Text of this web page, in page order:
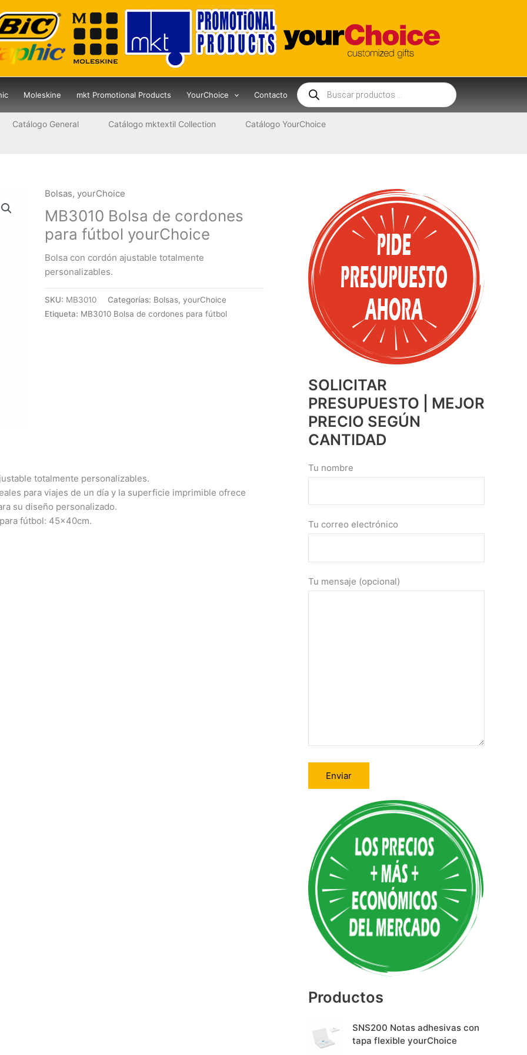
Moleskine mkt Promotional Products YourChoice Contacto
Búsqueda
de
productos
Catálogo General Catálogo mktextil Collection
Catálogo YourChoice
Bolsas,yourChoice
MB3010 Bolsa de cordones
para fútbol yourChoice
Bolsa con cordón ajustable totalmente
personalizables.
SKU: MB3010 Categorías: Bolsas,yourChoice
Etiqueta: MB3010 Bolsa de cordones para fútbol
totalmente personalizables.
para viajes de un día y la superficie imprimible ofrece
su diseño personalizado.
fútbol: 45x40cm.
SOLICITAR
PRESUPUESTO | MEJOR
PRECIO SEGÚN
CANTIDAD
Tu nombre
Tu correo electrónico
Tu mensaje (opcional)
e
r
n
a
:Productos
SNS200 Notas adhesivas con
tapa flexible yourChoice